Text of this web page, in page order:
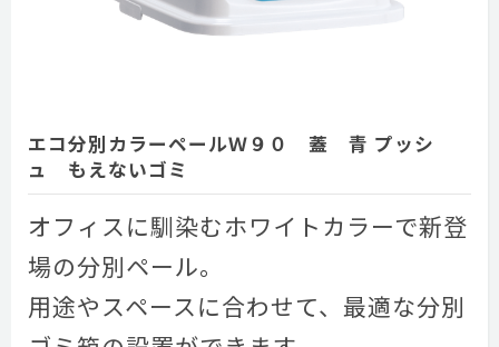
エコ分別カラーペールＷ９０ 蓋 青 プッシ
ュ もえないゴミ
オフィスに馴染むホワイトカラーで新登
場の分別ペール。
用途やスペースに合わせて、最適な分別